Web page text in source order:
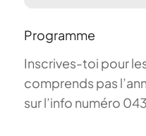
Programme
Inscrives-toi pour
comprends pas
sur l’info numéro